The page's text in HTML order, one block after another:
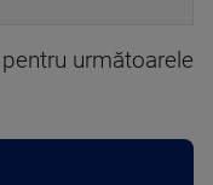
următoarele